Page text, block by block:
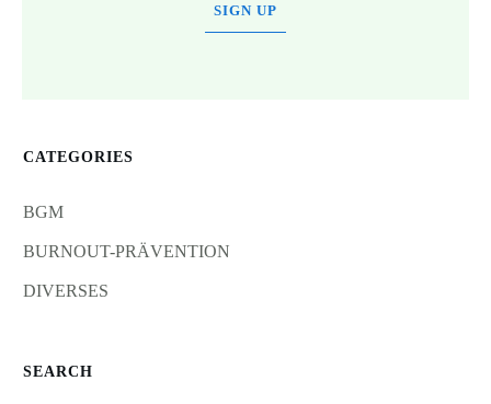
SIGN UP
CATEGORIES
BGM
BURNOUT-PRÄVENTION
DIVERSES
SEARCH